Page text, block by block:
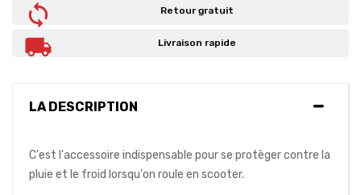
Retour gratuit
Livraison rapide
LA DESCRIPTION
C'est l'accessoire indispensable pour se protèger contre la
pluie et le froid lorsqu'on roule en scooter.